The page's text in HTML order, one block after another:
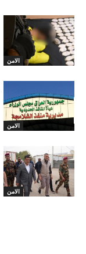
الامن
الامن
الامن